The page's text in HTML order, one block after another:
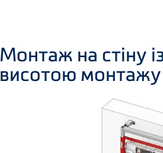
Монтаж на стіну
висотою монтажу